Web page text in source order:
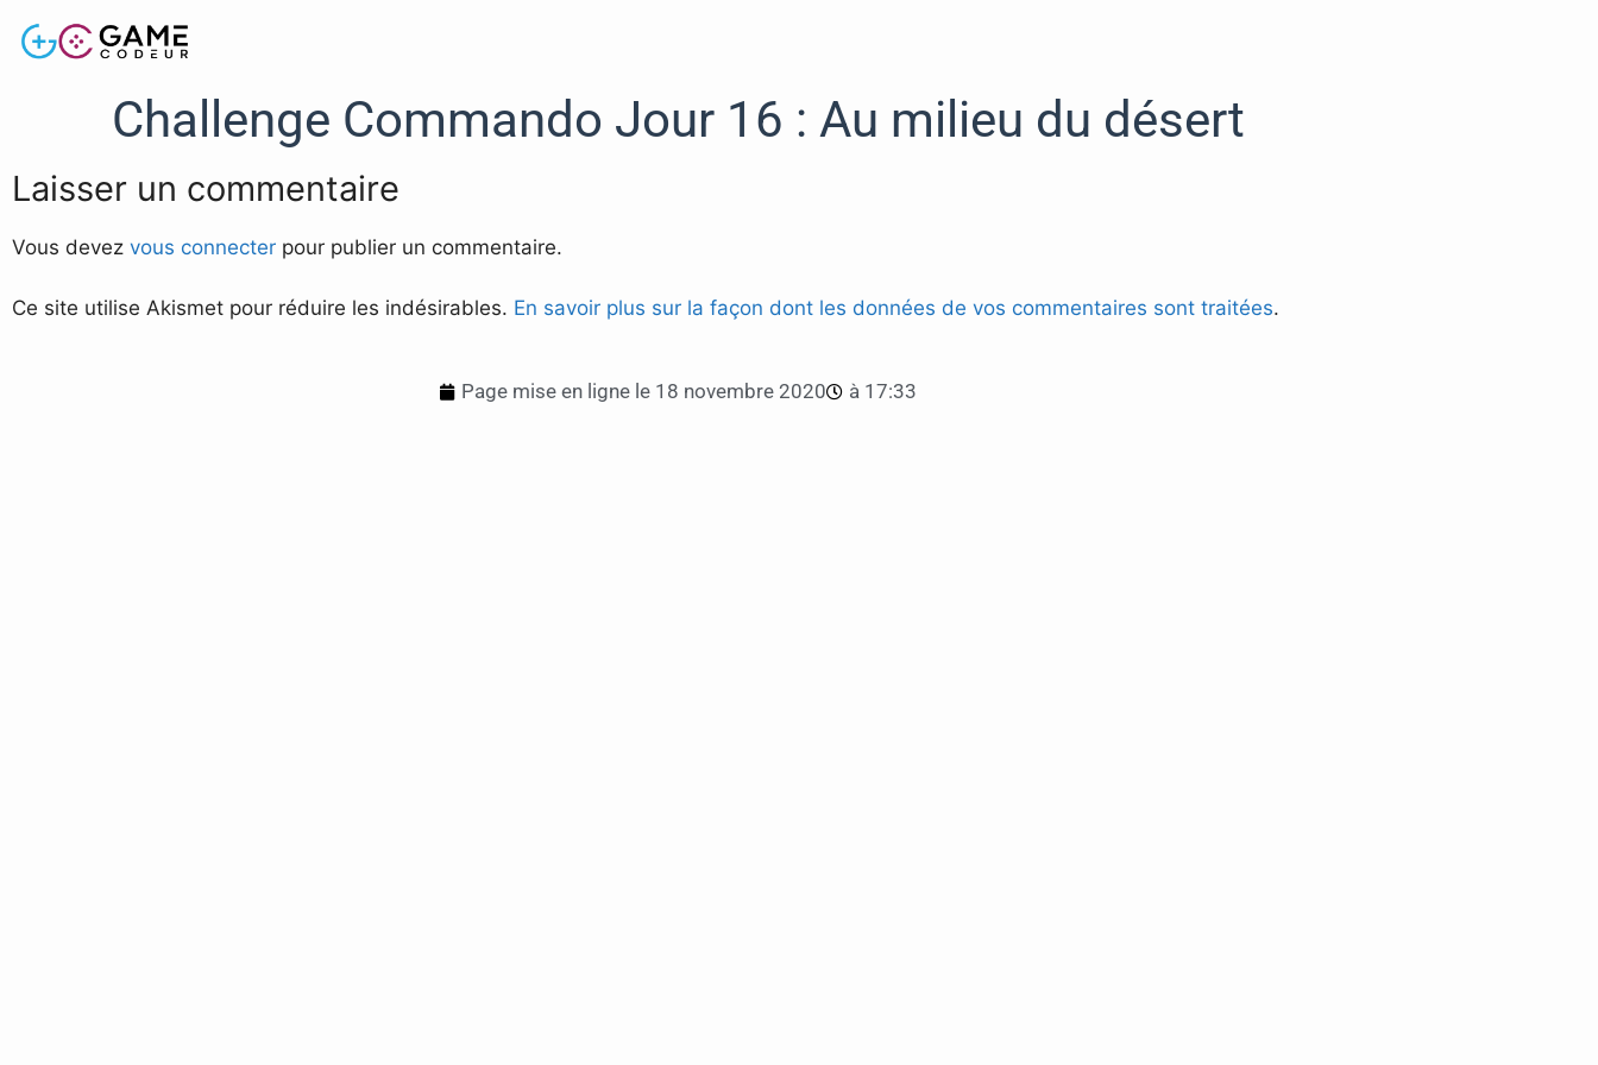
Challenge Commando Jour 16 : Au milieu du désert
Laisser un commentaire
Vous devez vous connecter pour publier un commentaire.
Ce site utilise Akismet pour réduire les indésirables. En savoir plus sur la façon dont les données de vos commentaires sont traitées.
Page mise en ligne le 18 novembre 2020 à 17:33